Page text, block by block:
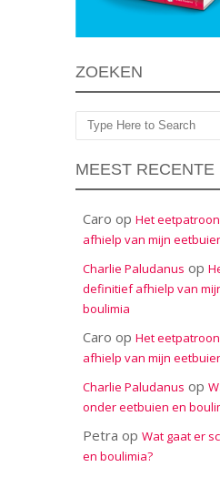
ZOEKEN
Zoeken
MEEST RECENTE
Caro op Het
afhielp van mijn
Charlie Paludanus op
definitief afhielp van
boulimia
Caro op Het
afhielp van mijn
Charlie Paludanus op
onder eetbuien en
Petra op Wat gaat er
en boulimia?